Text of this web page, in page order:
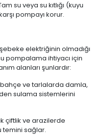
su veya su kıtlığı (kuyu
pompayı korur.
elektriğinin olmadığı
pompalama ihtiyacı için
alanları şunlardır:
ve tarlalarda damla,
sulama sistemlerini
çiftlik ve arazilerde
temini sağlar.